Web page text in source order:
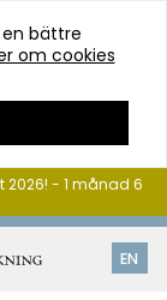
bättre
om cookies
EN
- 1 månad 6